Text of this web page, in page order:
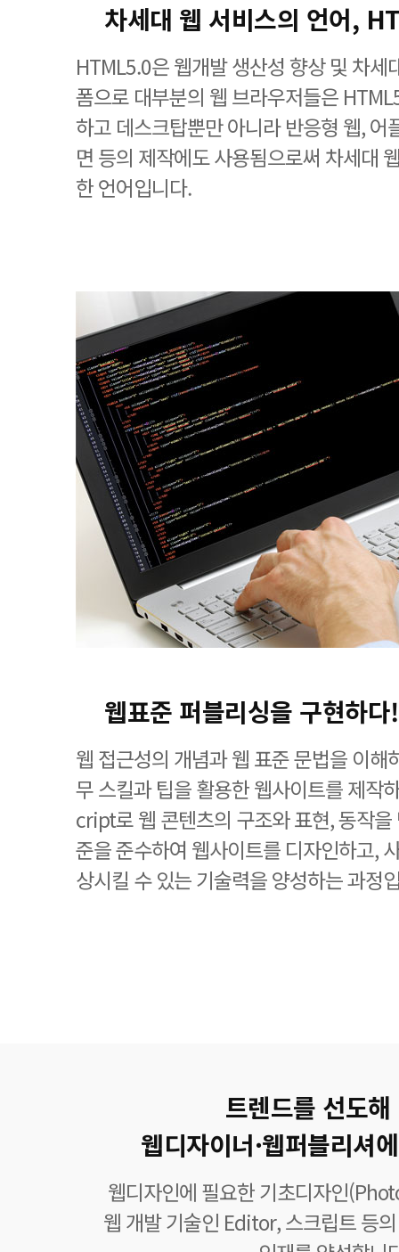
차세대 웹 서비스의 언어,
HTML5.0은 웹개발 생산성 향상 및 차세
폼으로 대부분의 웹 브라우저들은
하고 데스크탑뿐만 아니라 반응형 웹, 어
면 등의 제작에도 사용됨으로써 차세대
한 언어입니다.
웹표준 퍼블리싱을 구현하다!
웹 접근성의 개념과 웹 표준 문법을 이해
무 스킬과 팁을 활용한 웹사이트를 제작
cript로 웹 콘텐츠의 구조와 표현, 동작
준을 준수하여 웹사이트를 디자인하고,
상시킬 수 있는 기술력을 양성하는 과정
트렌드를 선도해
웹디자이너·웹퍼블리셔
웹디자인에 필요한 기초디자인
웹 개발 기술인 Editor, 스크립트 등